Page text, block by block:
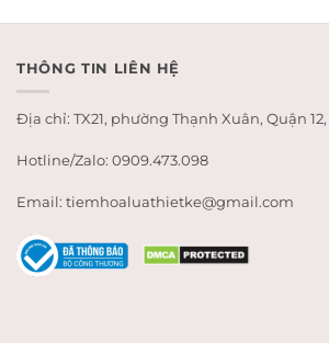
THÔNG TIN LIÊN HỆ
Địa chỉ: TX21, phường Thạnh Xuân, Quận 12,
Hotline/Zalo: 0909.473.098
Email: tiemhoaluathietke@gmail.com